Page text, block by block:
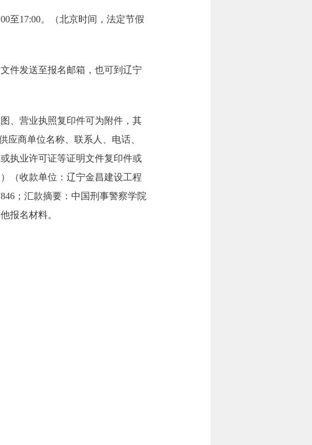
至17:00。（北京时间，法定节假
件发送至报名邮箱，也可到辽宁
、营业执照复印件可为附件，其
应商单位名称、联系人、电话、
执业许可证等证明文件复印件或
（收款单位：辽宁金昌建设工程
；汇款摘要：中国刑事警察学院
报名材料。